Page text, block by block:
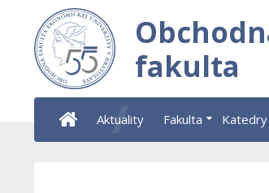
fakulta
Aktuality Fakulta Katedry